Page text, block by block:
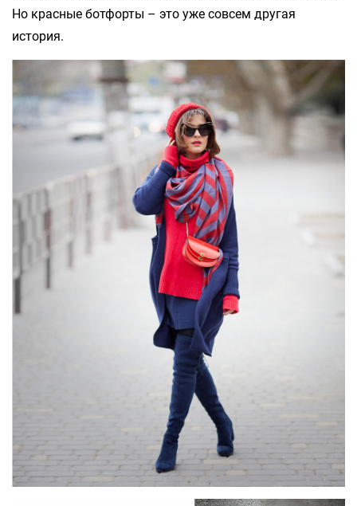
Но красные ботфорты – это уже совсем другая
история.